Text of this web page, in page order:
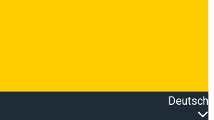
Deutsch